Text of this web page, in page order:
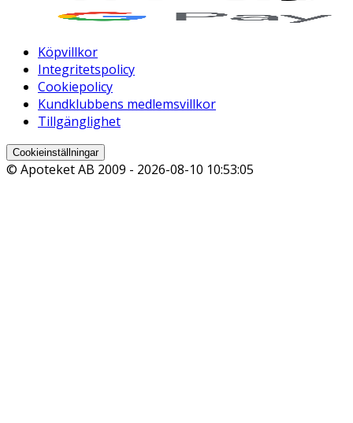
Köpvillkor
Integritetspolicy
Cookiepolicy
Kundklubbens medlemsvillkor
Tillgänglighet
Cookieinställningar
© Apoteket AB 2009 - 2026-08-10 10:53:05